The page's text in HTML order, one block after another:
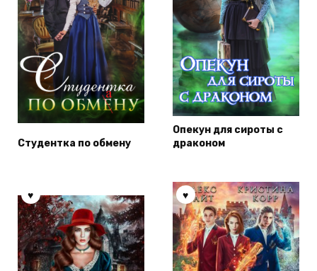
Студентка по обмену
Опекун для сироты с
драконом